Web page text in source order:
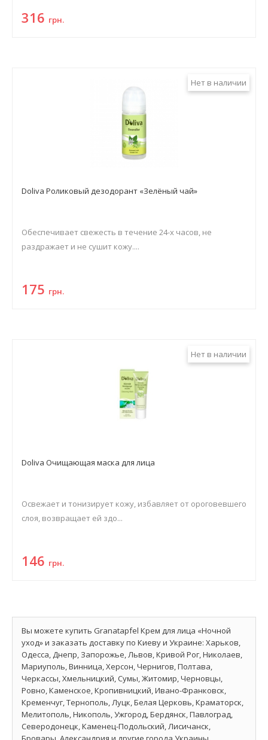
316 грн.
Нет в наличии
Doliva Роликовый дезодорант «Зелёный чай»
Обеспечивает свежесть в течение 24-х часов, не
раздражает и не сушит кожу....
175 грн.
Нет в наличии
Doliva Очищающая маска для лица
Освежает и тонизирует кожу, избавляет от ороговевшего
слоя, возвращает ей здо...
146 грн.
Вы можете купить Granatapfel Крем для лица «Ночной
уход» и заказать доставку по Киеву и Украине: Харьков,
Одесса, Днепр, Запорожье, Львов, Кривой Рог, Николаев,
Мариуполь, Винница, Херсон, Чернигов, Полтава,
Черкассы, Хмельницкий, Сумы, Житомир, Черновцы,
Ровно, Каменское, Кропивницкий, Ивано-Франковск,
Кременчуг, Тернополь, Луцк, Белая Церковь, Краматорск,
Мелитополь, Никополь, Ужгород, Бердянск, Павлоград,
Северодонецк, Каменец-Подольский, Лисичанск,